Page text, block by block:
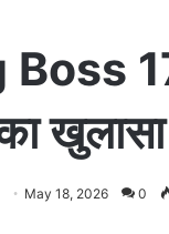
खुलासा
May 18, 2026 0